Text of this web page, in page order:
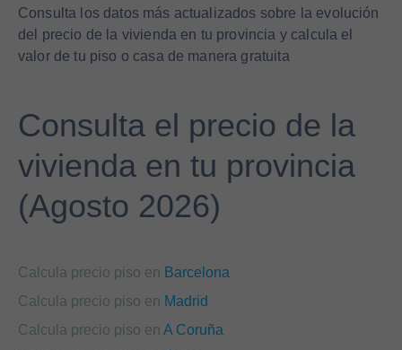
Consulta los datos más actualizados sobre la evolución
del precio de la vivienda en tu provincia y calcula el
valor de tu piso o casa de manera gratuita
Consulta el precio de la
vivienda en tu provincia
(Agosto 2026)
Calcula precio piso en Barcelona
Calcula precio piso en Madrid
Calcula precio piso en A Coruña